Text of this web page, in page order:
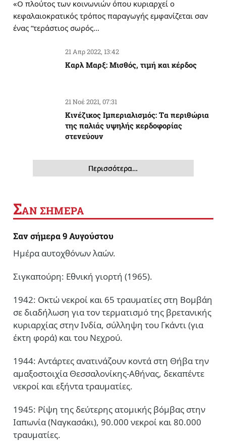
«Ο πλούτος των κοινωνιών όπου κυριαρχεί ο
κεφαλαιοκρατικός τρόπος παραγωγής εμφανίζεται σαν
ένας “τεράστιος σωρός…
21 Απρ 2022, 13:42
Καρλ Μαρξ: Μισθός, τιμή και κέρδος
21 Νοέ 2021, 07:31
Κινέζικος Ιμπεριαλισμός: Tα περιθώρια
της παλιάς υψηλής κερδοφορίας
στενεύουν
Περισσότερα…
ΣΑΝ ΣΗΜΕΡΑ
Σαν σήμερα 9 Αυγούστου
Ημέρα αυτοχθόνων λαών.
Σιγκαπούρη: Εθνική γιορτή (1965).
1942: Οκτώ νεκροί και 65 τραυματίες στη Βομβάη
σε διαδήλωση για τον τερματισμό της βρετανικής
κυριαρχίας στην Ινδία, σύλληψη του Γκάντι (για
έκτη φορά) και του Νεχρού.
1944: Αντάρτες ανατινάζουν κοντά στη Θήβα την
αμαξοστοιχία Θεσσαλονίκης-Αθήνας, δεκαπέντε
νεκροί και εξήντα τραυματίες.
1945: Ρίψη της δεύτερης ατομικής βόμβας στην
Ιαπωνία (Ναγκασάκι), 90.000 νεκροί και 80.000
τραυματίες.